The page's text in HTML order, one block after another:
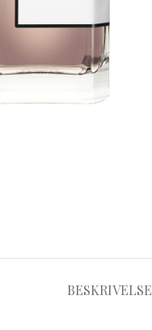
BESKRIVELSE